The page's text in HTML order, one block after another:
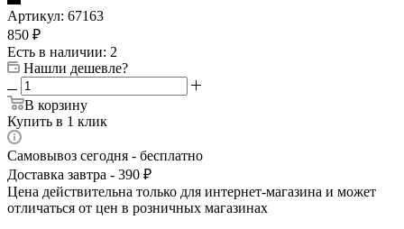
Артикул: 67163
850 ₽
Есть в наличии: 2
Нашли дешевле?
В корзину
Купить в 1 клик
Самовывоз сегодня - бесплатно
Доставка завтра - 390 ₽
Цена действительна только для интернет-магазина и может
отличаться от цен в розничных магазинах